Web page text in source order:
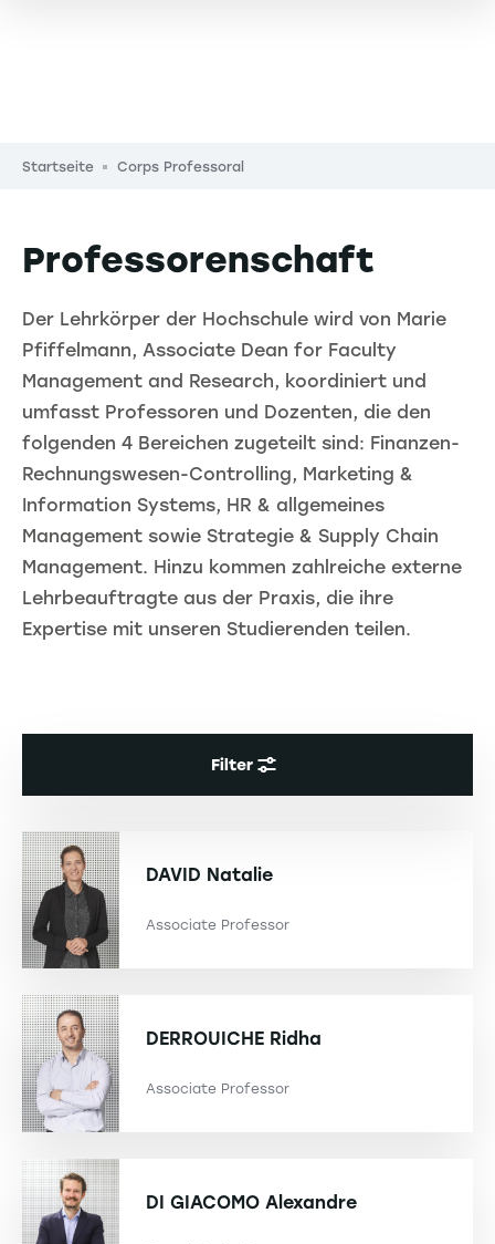
Pfadnavigation
Startseite Corps Professoral
Professorenschaft
Der Lehrkörper der Hochschule wird von Marie
Pfiffelmann, Associate Dean for Faculty
Management and Research, koordiniert und
umfasst Professoren und Dozenten, die den
folgenden 4 Bereichen zugeteilt sind: Finanzen-
Rechnungswesen-Controlling, Marketing &
Information Systems, HR & allgemeines
Management sowie Strategie & Supply Chain
Management. Hinzu kommen zahlreiche externe
Lehrbeauftragte aus der Praxis, die ihre
Expertise mit unseren Studierenden teilen.
Filter
DAVID Natalie
Associate Professor
DERROUICHE Ridha
Associate Professor
DI GIACOMO Alexandre